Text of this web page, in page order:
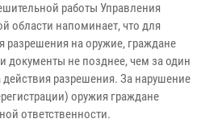
работы Управления
области напоминает, что для
разрешения на оружие, граждане
документы не позднее, чем за один
действия разрешения. За нарушение
оружия граждане
ответственности.